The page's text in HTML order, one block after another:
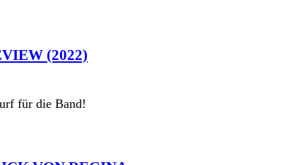
(2022)
für die Band!